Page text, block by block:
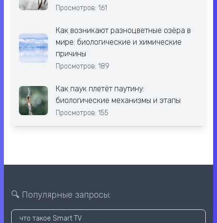
Просмотров: 161
Как возникают разноцветные озёра в
мире: биологические и химические
причины
Просмотров: 189
Как паук плетёт паутину:
биологические механизмы и этапы
Просмотров: 155
🔍 Популярные запросы:
что такое Smart TV